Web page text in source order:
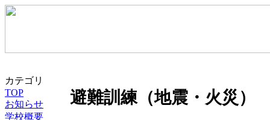
カテゴリ
TOP
お知らせ
学校概要
避難訓練（地震・火災）